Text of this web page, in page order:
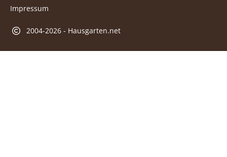
Impressum
2004-2026 - Hausgarten.net